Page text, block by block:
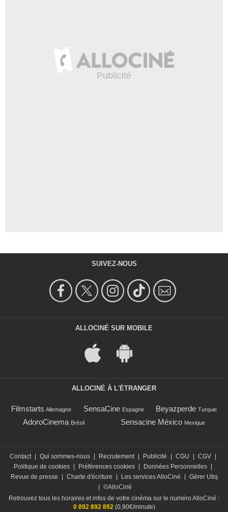
SUIVEZ-NOUS
ALLOCINÉ SUR MOBILE
ALLOCINÉ À L'ÉTRANGER
Filmstarts Allemagne SensaCine Espagne Beyazperde Turquie
AdoroCinema Brésil Sensacine México Mexique
Contact | Qui sommes-nous | Recrutement | Publicité | CGU | CGV |
Politique de cookies | Préférences cookies | Données Personnelles |
Revue de presse
| Charte d'écriture | Les services AlloCiné | Gérer Utiq
| ©AlloCiné
Retrouvez tous les horaires et infos de votre cinéma sur le numéro AlloCiné :
0 892 892 892 (0,90€/minute)